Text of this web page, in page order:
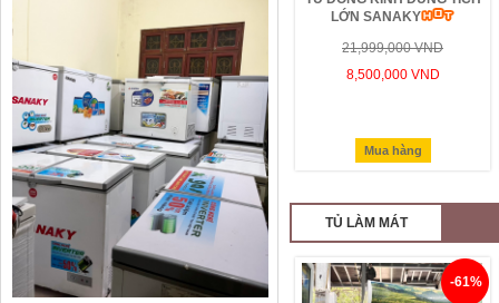
LỚN SANAKY
21,999,000 VND
8,500,000 VND
Mua hàng
TỦ LÀM MÁT
-61%